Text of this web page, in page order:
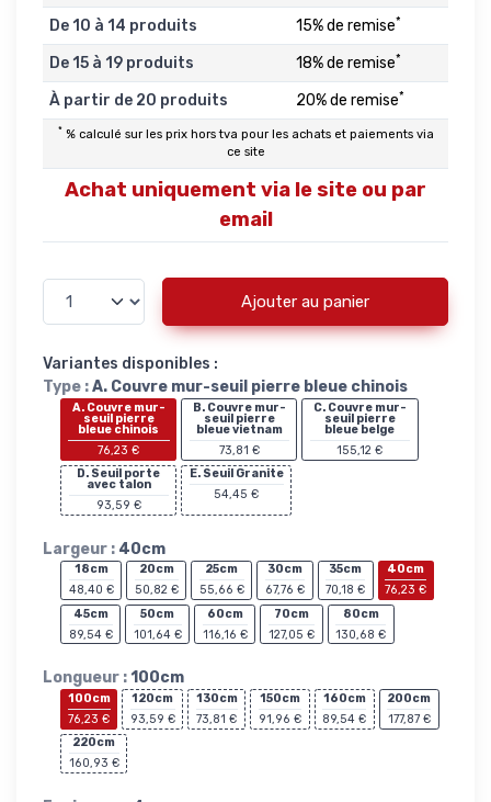
De 10 à 14 produits 15% de remise*
De 15 à 19 produits 18% de remise*
À partir de 20 produits 20% de remise*
* % calculé sur les prix hors tva pour les achats et paiements via
ce site
Achat uniquement via le site ou par
email
Ajouter au panier
Variantes disponibles :
Type :A. Couvre mur-seuil pierre bleue chinois
A. Couvre mur-
seuil pierre
bleue chinois
76,23 €
B. Couvre mur-
seuil pierre
bleue vietnam
73,81 €
C. Couvre mur-
seuil pierre
bleue belge
155,12 €
D. Seuil porte
avec talon
93,59 €
E. Seuil Granite
54,45 €
Largeur : 40cm
18cm
48,40 €
20cm
50,82 €
25cm
55,66 €
30cm
67,76 €
35cm
70,18 €
40cm
76,23 €
45cm
89,54 €
50cm
101,64 €
60cm
116,16 €
70cm
127,05 €
80cm
130,68 €
Longueur :100cm
100cm
76,23 €
120cm
93,59 €
130cm
73,81 €
150cm
91,96 €
160cm
89,54 €
200cm
177,87 €
220cm
160,93 €